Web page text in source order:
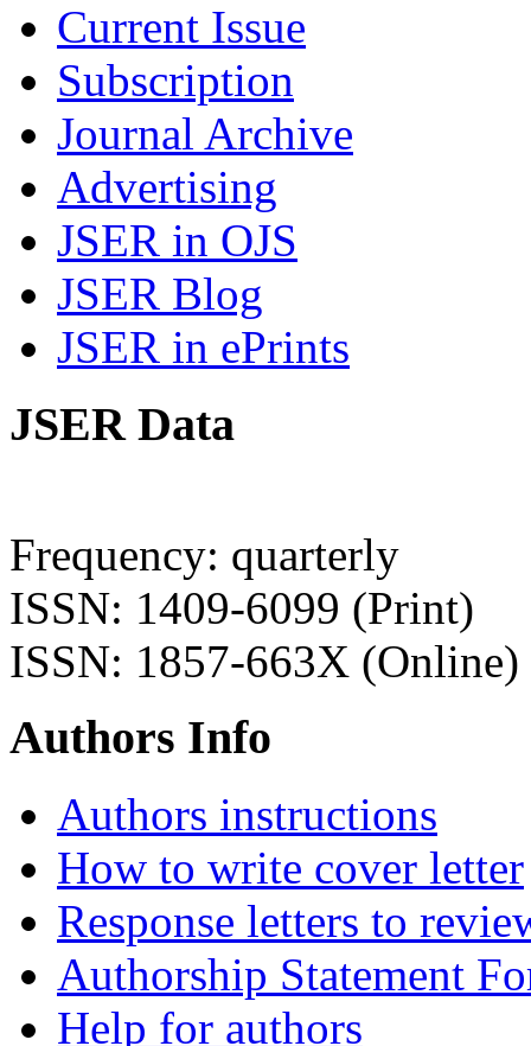
Current Issue
Subscription
Journal Archive
Advertising
JSER in OJS
JSER Blog
JSER in ePrints
JSER Data
Frequency: quarterly
ISSN: 1409-6099 (Print)
ISSN: 1857-663X (Online)
Authors Info
Authors instructions
How to write cover letter
Response letters to
Authorship Statement
Help for authors